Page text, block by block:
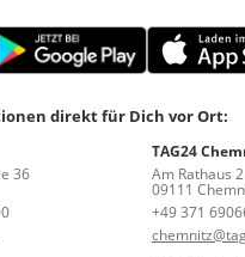
direkt für Dich vor Ort:
36
TAG24
Am Rathaus 2
09111
+49 371